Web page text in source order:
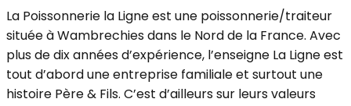
La Poissonnerie la Ligne est une poissonnerie/traiteur
située à Wambrechies dans le Nord de la France. Avec
plus de dix années d’expérience, l’enseigne La Ligne est
tout d’abord une entreprise familiale et surtout une
histoire Père & Fils. C’est d’ailleurs sur leurs valeurs